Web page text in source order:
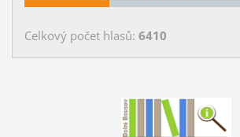
Celkový počet hlasů: 6410